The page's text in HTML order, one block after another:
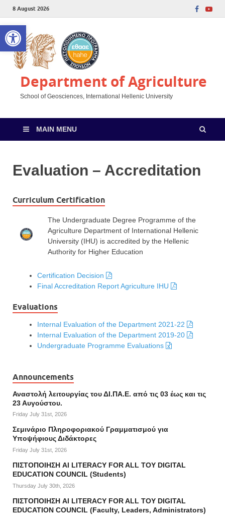
Open toolbar
8 August 2026
Department of Agriculture
School of Geosciences, International Hellenic University
MAIN MENU
Evaluation – Accreditation
Curriculum Certification
The Undergraduate Degree Programme of the
Agriculture Department of International Hellenic
University (IHU) is accredited by the Hellenic
Authority for Higher Education
Certification Decision
Final Accreditation Report Agriculture IHU
Evaluations
Internal Evaluation of the Department 2021-22
Internal Evaluation of the Department 2019-20
Undergraduate Programme Evaluations
Announcements
Αναστολή λειτουργίας του ΔΙ.ΠΑ.Ε. από τις 03 έως και τις
23 Αυγούστου.
Friday July 31st, 2026
Σεμινάριο Πληροφοριακού Γραμματισμού για
Υποψήφιους Διδάκτορες
Friday July 31st, 2026
ΠΙΣΤΟΠΟΙΗΣΗ AI LITERACY FOR ALL ΤΟΥ DIGITAL
EDUCATION COUNCIL (Students)
Thursday July 30th, 2026
ΠΙΣΤΟΠΟΙΗΣΗ AI LITERACY FOR ALL ΤΟΥ DIGITAL
EDUCATION COUNCIL (Faculty, Leaders, Administrators)